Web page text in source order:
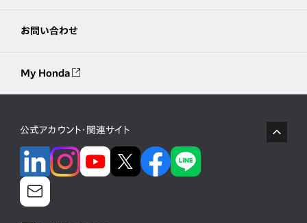
お問い合わせ
My Honda
公式アカウント・関連サイト